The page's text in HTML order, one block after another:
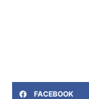
FACEBOOK